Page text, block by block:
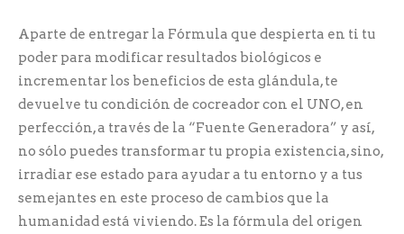
Aparte de entregar la Fórmula que despierta en ti tu
poder para modificar resultados biológicos e
incrementar los beneficios de esta glándula, te
devuelve tu condición de cocreador con el UNO, en
perfección, a través de la “Fuente Generadora” y así,
no sólo puedes transformar tu propia existencia, sino,
irradiar ese estado para ayudar a tu entorno y a tus
semejantes en este proceso de cambios que la
humanidad está viviendo. Es la fórmula del origen